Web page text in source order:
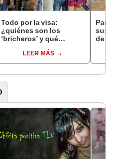
Todo por la visa:
¿quiénes son los
‘bricheros’ y qué
brindan a los
extranjeros?
LEER MÁS
sus
de